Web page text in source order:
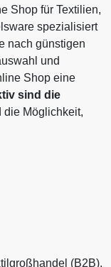
Shop für Textilien,
spezialisiert
nach günstigen
und
Shop eine
sind die
die Möglichkeit,
(B2B),